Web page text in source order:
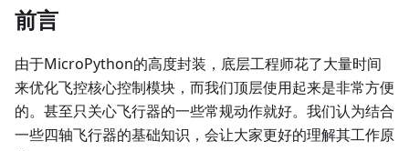
前言
由于MicroPython的高度封装，底层工程师花了大量时间
来优化飞控核心控制模块，而我们顶层使用起来是非常方便
的。甚至只关心飞行器的一些常规动作就好。我们认为结合
一些四轴飞行器的基础知识，会让大家更好的理解其工作原